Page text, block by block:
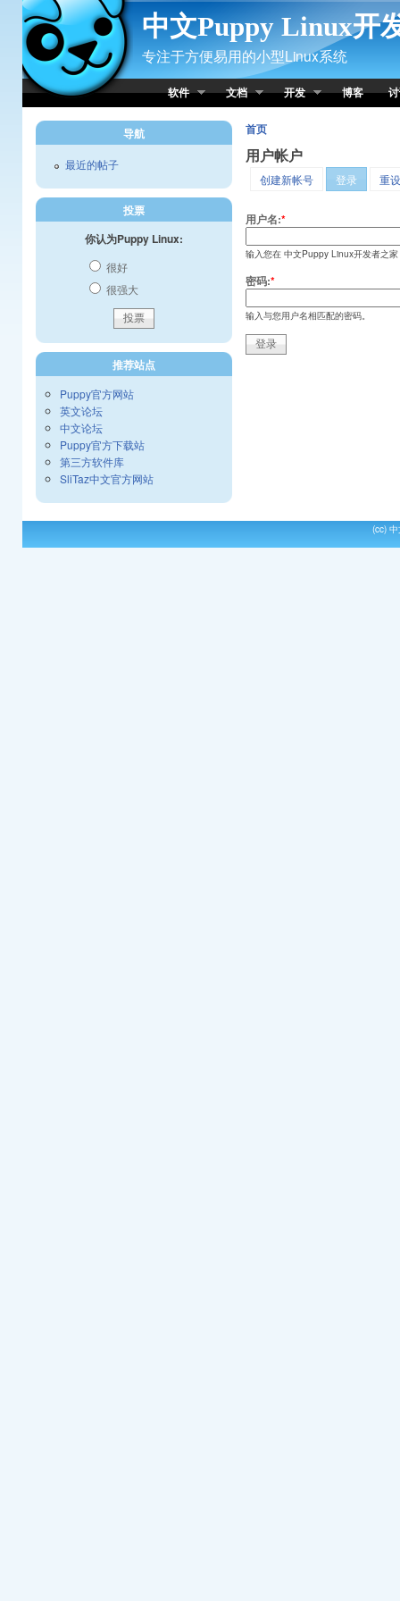
Skip to Content
中文Puppy Linux开
专注于方便易用的小型Linux系统
软件 文档 开发 博客
首页
用户帐户
创建新帐号 登录 重
用户名:*
输入您在 中文Puppy Linux开发者之
密码:*
输入与您用户名相匹配的密码。
导航
最近的帖子
投票
你认为Puppy Linux:
很好
很强大
推荐站点
Puppy官方网站
英文论坛
中文论坛
Puppy官方下载站
第三方软件库
SliTaz中文官方网站
(cc)中